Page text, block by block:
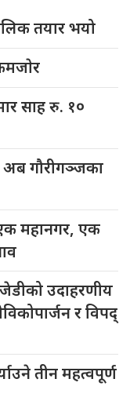
तयार भयो
साह रु. १०
अब गौरीगञ्जका
महानगर, एक
उदाहरणीय
र विपद्
तीन महत्वपूर्ण